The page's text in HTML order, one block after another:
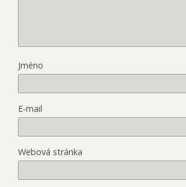
Jméno
E-mail
Webová stránka